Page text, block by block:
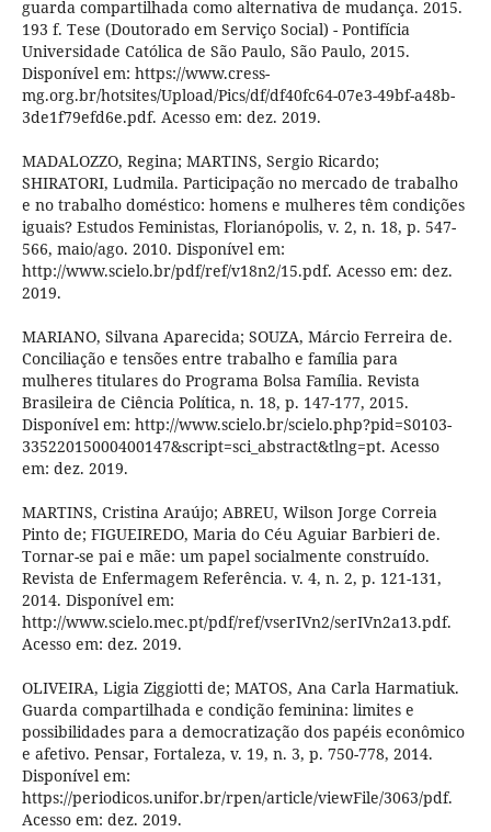
guarda compartilhada como alternativa de mudança. 2015.
193 f. Tese (Doutorado em Serviço Social) - Pontifícia
Universidade Católica de São Paulo, São Paulo, 2015.
Disponível em: https://www.cress-
mg.org.br/hotsites/Upload/Pics/df/df40fc64-07e3-49bf-a48b-
3de1f79efd6e.pdf. Acesso em: dez. 2019.
MADALOZZO, Regina; MARTINS, Sergio Ricardo;
SHIRATORI, Ludmila. Participação no mercado de trabalho
e no trabalho doméstico: homens e mulheres têm condições
iguais? Estudos Feministas, Florianópolis, v. 2, n. 18, p. 547-
566, maio/ago. 2010. Disponível em:
http://www.scielo.br/pdf/ref/v18n2/15.pdf. Acesso em: dez.
2019.
MARIANO, Silvana Aparecida; SOUZA, Márcio Ferreira de.
Conciliação e tensões entre trabalho e família para
mulheres titulares do Programa Bolsa Família. Revista
Brasileira de Ciência Política, n. 18, p. 147-177, 2015.
Disponível em: http://www.scielo.br/scielo.php?pid=S0103-
33522015000400147&script=sci_abstract&tlng=pt. Acesso
em: dez. 2019.
MARTINS, Cristina Araújo; ABREU, Wilson Jorge Correia
Pinto de; FIGUEIREDO, Maria do Céu Aguiar Barbieri de.
Tornar-se pai e mãe: um papel socialmente construído.
Revista de Enfermagem Referência. v. 4, n. 2, p. 121-131,
2014. Disponível em:
http://www.scielo.mec.pt/pdf/ref/vserIVn2/serIVn2a13.pdf.
Acesso em: dez. 2019.
OLIVEIRA, Ligia Ziggiotti de; MATOS, Ana Carla Harmatiuk.
Guarda compartilhada e condição feminina: limites e
possibilidades para a democratização dos papéis econômico
e afetivo. Pensar, Fortaleza, v. 19, n. 3, p. 750-778, 2014.
Disponível em:
https://periodicos.unifor.br/rpen/article/viewFile/3063/pdf.
Acesso em: dez. 2019.